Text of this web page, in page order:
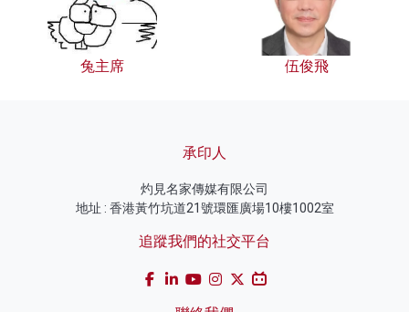
兔主席 伍俊飛
承印人
灼見名家傳媒有限公司
地址 : 香港黃竹坑道21號環匯廣場10樓1002室
追蹤我們的社交平台